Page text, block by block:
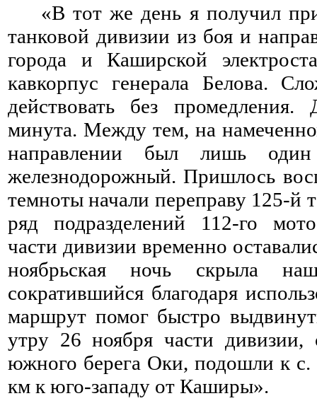
«В тот же день я получил
танковой дивизии из боя и
города и Каширской
кавкорпус генерала Белова.
действовать без
минута. Между тем, на
направлении был лишь
железнодорожный. Пришлось
темноты начали переправу 125-й
ряд подразделений 112-го
части дивизии временно
ноябрьская ночь скрыла
сократившийся благодаря
маршрут помог быстро
утру 26 ноября части дивизии,
южного берега Оки, подошли к
км к юго-западу от Каширы».